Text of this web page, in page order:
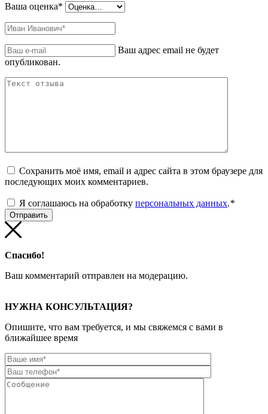
Ваша оценка*
Ваш адрес email не будет
опубликован.
Сохранить моё имя, email и адрес сайта в этом браузере для
последующих моих комментариев.
Я соглашаюсь на обработку персональных данных.*
Спасибо!
Ваш комментарий отправлен на модерацию.
НУЖНА КОНСУЛЬТАЦИЯ?
Опишите, что вам требуется, и мы свяжемся с вами в
ближайшее время